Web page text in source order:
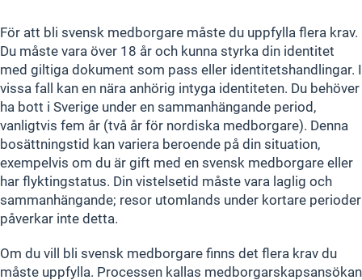
För att bli svensk medborgare måste du uppfylla flera krav.
Du måste vara över 18 år och kunna styrka din identitet
med giltiga dokument som pass eller identitetshandlingar. I
vissa fall kan en nära anhörig intyga identiteten. Du behöver
ha bott i Sverige under en sammanhängande period,
vanligtvis fem år (två år för nordiska medborgare). Denna
bosättningstid kan variera beroende på din situation,
exempelvis om du är gift med en svensk medborgare eller
har flyktingstatus. Din vistelsetid måste vara laglig och
sammanhängande; resor utomlands under kortare perioder
påverkar inte detta.
Om du vill bli svensk medborgare finns det flera krav du
måste uppfylla. Processen kallas medborgarskapsansökan